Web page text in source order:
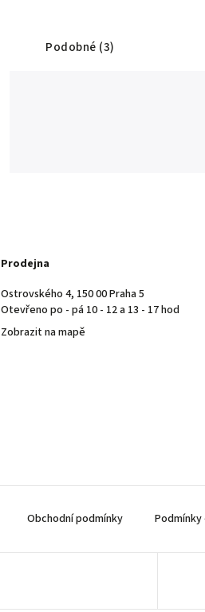
Podobné (3)
Prodejna
Ostrovského 4, 150 00 Praha 5
Otevřeno po - pá 10 - 12 a 13 - 17 hod
Zobrazit na mapě
Obchodní podmínky Podmínky